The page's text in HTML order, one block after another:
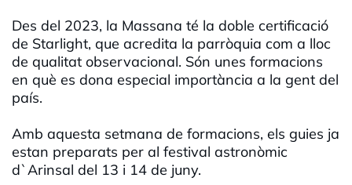
Des del 2023, la Massana té la doble certificació
de Starlight, que acredita la parròquia com a lloc
de qualitat observacional. Són unes formacions
en què es dona especial importància a la gent del
país.
Amb aquesta setmana de formacions, els guies ja
estan preparats per al festival astronòmic
d`Arinsal del 13 i 14 de juny.